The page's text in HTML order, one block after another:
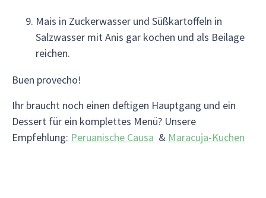
Mais in Zuckerwasser und Süßkartoffeln in
Salzwasser mit Anis gar kochen und als Beilage
reichen.
Buen provecho!
Ihr braucht noch einen deftigen Hauptgang und ein
Dessert für ein komplettes Menü? Unsere
Empfehlung: Peruanische Causa & Maracuja-Kuchen